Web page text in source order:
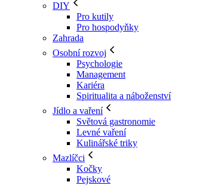
DIY
Pro kutily
Pro hospodyňky
Zahrada
Osobní rozvoj
Psychologie
Management
Kariéra
Spiritualita a náboženství
Jídlo a vaření
Světová gastronomie
Levné vaření
Kulinářské triky
Mazlíčci
Kočky
Pejskové